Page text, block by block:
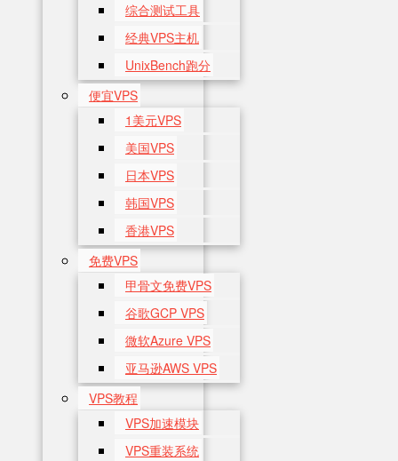
综合测试工具
经典VPS主机
UnixBench跑分
便宜VPS
1美元VPS
美国VPS
日本VPS
韩国VPS
香港VPS
免费VPS
甲骨文免费VPS
谷歌GCP VPS
微软Azure VPS
亚马逊AWS VPS
VPS教程
VPS加速模块
VPS重装系统